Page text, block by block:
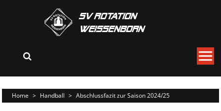
Home > Handball > Abschlussfazit zur Saison 2024/25